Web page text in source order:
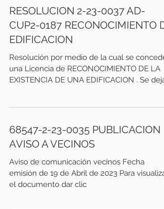
RESOLUCION 2-23-0037 AD-
CUP2-0187 RECONOCIMIENTO
EDIFICACION
Resolución por medio de la cual se concede
una Licencia de RECONOCIMIENTO DE LA
EXISTENCIA DE UNA EDIFICACION . Se deja
68547-2-23-0035 PUBLICACION
AVISO A VECINOS
Aviso de comunicación vecinos Fecha
emisión de 19 de Abril de 2023 Para visualizar
el documento dar clic